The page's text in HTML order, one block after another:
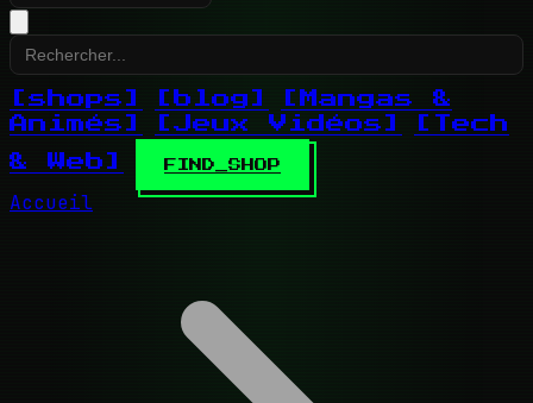
[shops] [blog]
[Mangas &
Animés]
[Jeux Vidéos]
[Tech
& Web]
FIND_SHOP
Accueil